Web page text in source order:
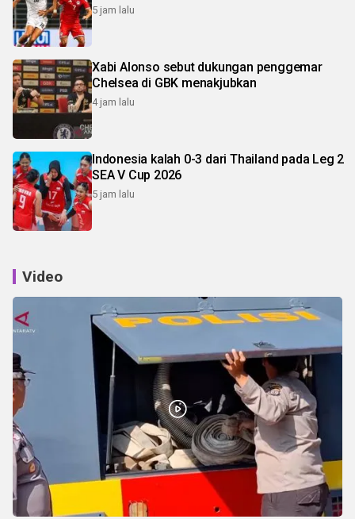
5 jam lalu
Xabi Alonso sebut dukungan penggemar
Chelsea di GBK menakjubkan
4 jam lalu
Indonesia kalah 0-3 dari Thailand pada Leg 2
SEA V Cup 2026
5 jam lalu
Video